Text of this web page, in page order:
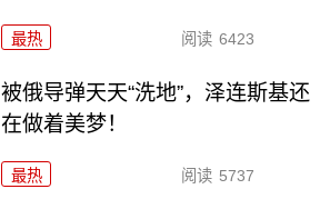
最热 阅读 6423
被俄导弹天天“洗地”，泽连斯基还
在做着美梦！
最热 阅读 5737